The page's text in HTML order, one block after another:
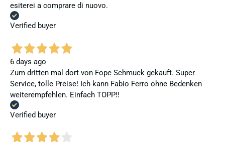
esiterei a comprare di nuovo.
Verified buyer
6 days ago
Zum dritten mal dort von Fope Schmuck gekauft. Super
Service, tolle Preise! Ich kann Fabio Ferro ohne Bedenken
weiterempfehlen. Einfach TOPP!!
Verified buyer